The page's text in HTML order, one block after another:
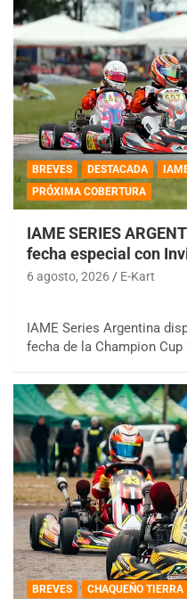
BREVES DESTACADA
PRÓXIMA COBERTURA
IAME SERIES
fecha especial con
6 agosto, 2026 E-Kart
IAME Series Argentina
fecha de la Champion Cup
BREVES CHAQUEÑO TIERRA